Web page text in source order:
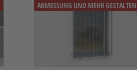
ABMESSUNG UND MEHR GESTALTEN